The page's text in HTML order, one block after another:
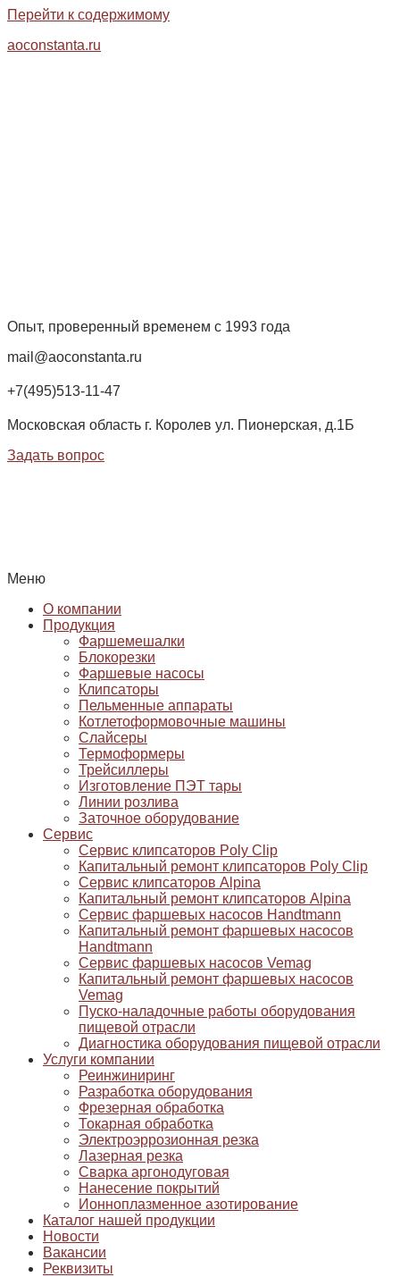
Перейти к содержимому
aoconstanta.ru
Опыт, проверенный временем с 1993 года
mail@aoconstanta.ru
+7(495)513-11-47
Московская область г. Королев ул. Пионерская, д.1Б
Задать вопрос
Меню
О компании
Продукция
Фаршемешалки
Блокорезки
Фаршевые насосы
Клипсаторы
Пельменные аппараты
Котлетоформовочные машины
Слайсеры
Термоформеры
Трейсиллеры
Изготовление ПЭТ тары
Линии розлива
Заточное оборудование
Сервис
Сервис клипсаторов Poly Clip
Капитальный ремонт клипсаторов Poly Clip
Сервис клипсаторов Alpina
Капитальный ремонт клипсаторов Alpina
Сервис фаршевых насосов Handtmann
Капитальный ремонт фаршевых насосов
Handtmann
Сервис фаршевых насосов Vemag
Капитальный ремонт фаршевых насосов
Vemag
Пуско-наладочные работы оборудования
пищевой отрасли
Диагностика оборудования пищевой отрасли
Услуги компании
Реинжиниринг
Разработка оборудования
Фрезерная обработка
Токарная обработка
Электроэррозионная резка
Лазерная резка
Сварка аргонодуговая
Нанесение покрытий
Ионноплазменное азотирование
Каталог нашей продукции
Новости
Вакансии
Реквизиты